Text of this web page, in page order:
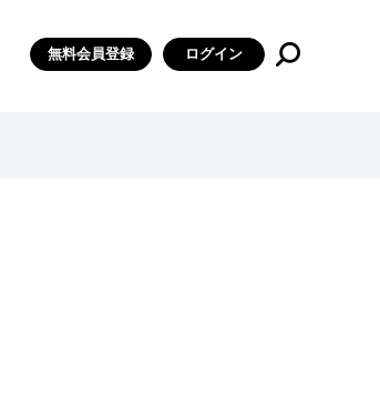
無料会員登録 ログイン